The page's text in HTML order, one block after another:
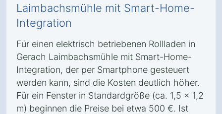
Laimbachsmühle mit Smart-Home-
Integration
Für einen elektrisch betriebenen Rollladen in
Gerach Laimbachsmühle mit Smart-Home-
Integration, der per Smartphone gesteuert
werden kann, sind die Kosten deutlich höher.
Für ein Fenster in Standardgröße (ca. 1,5 x 1,2
m) beginnen die Preise bei etwa 500 €. Ist